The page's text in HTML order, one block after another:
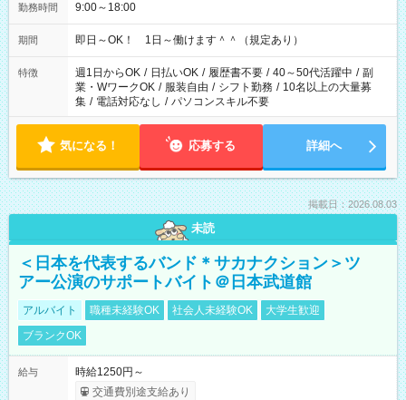
勤務時間 9:00～18:00
期間 即日～OK！ 1日～働けます＾＾（規定あり）
特徴 週1日からOK / 日払いOK / 履歴書不要 / 40～50代活躍中 / 副
業・WワークOK / 服装自由 / シフト勤務 / 10名以上の大量募
集 / 電話対応なし / パソコンスキル不要
気になる！ 応募する 詳細へ
掲載日：2026.08.03
未読
＜日本を代表するバンド＊サカナクション＞ツ
アー公演のサポートバイト＠日本武道館
アルバイト 職種未経験OK 社会人未経験OK
大学生歓迎
ブランクOK
給与
時給1250円～
交通費別途支給あり